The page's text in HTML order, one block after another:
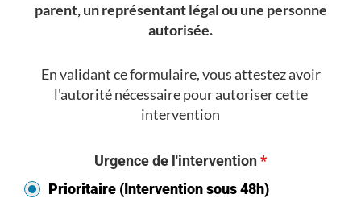
parent, un représentant légal ou une personne
autorisée.
En validant ce formulaire, vous attestez avoir
l'autorité nécessaire pour autoriser cette
intervention
Urgence de l'intervention*
Prioritaire (Intervention sous 48h)